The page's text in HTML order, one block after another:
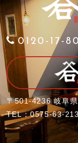
0120-17-
〒501-4236 岐阜
TEL：0575-63-